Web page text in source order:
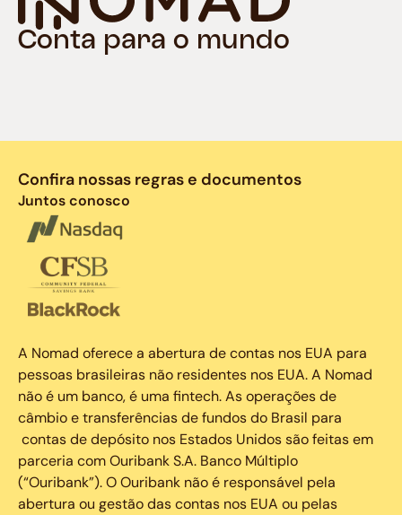
Conta para o mundo
Confira nossas regras e documentos
Juntos conosco
A Nomad oferece a abertura de contas nos EUA para
pessoas brasileiras não residentes nos EUA. A Nomad
não é um banco, é uma fintech. As operações de
câmbio e transferências de fundos do Brasil para
contas de depósito nos Estados Unidos são feitas em
parceria com Ouribank S.A. Banco Múltiplo
(“Ouribank”). O Ouribank não é responsável pela
abertura ou gestão das contas nos EUA ou pelas